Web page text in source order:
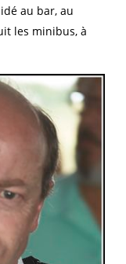
au bar, au
les minibus, à